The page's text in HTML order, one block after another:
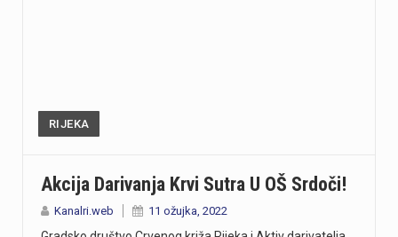
RIJEKA
Akcija Darivanja Krvi Sutra U OŠ Srdoči!
Kanalri.web 11 ožujka, 2022